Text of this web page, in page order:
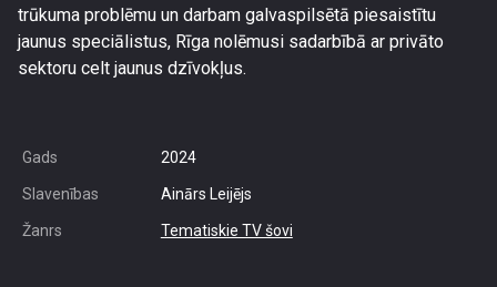
trūkuma problēmu un darbam galvaspilsētā piesaistītu
jaunus speciālistus, Rīga nolēmusi sadarbībā ar privāto
sektoru celt jaunus dzīvokļus.
Gads 2024
Slavenības Ainārs Leijējs
Žanrs Tematiskie TV šovi